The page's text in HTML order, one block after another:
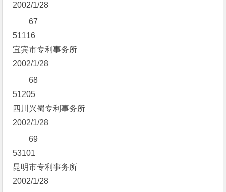
2002/1/28
67
51116
宜宾市专利事务所
2002/1/28
68
51205
四川兴蜀专利事务所
2002/1/28
69
53101
昆明市专利事务所
2002/1/28